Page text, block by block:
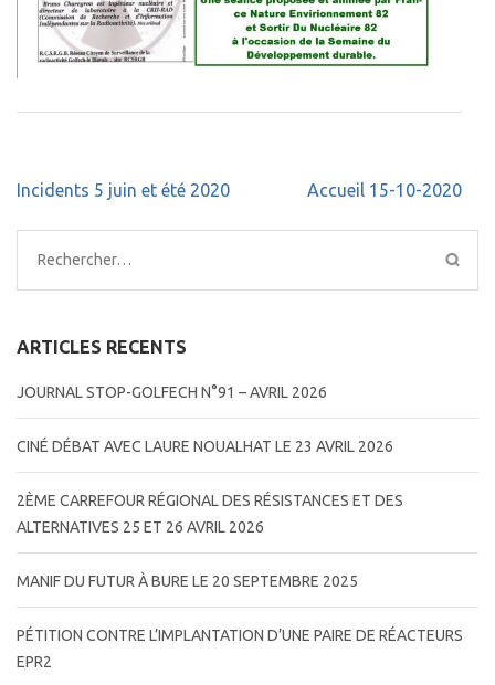
Navigation
l’article
Incidents 5 juin et été 2020 Accueil 15-10-2020
Rechercher :
ARTICLES RECENTS
JOURNAL STOP-GOLFECH N°91 – AVRIL 2026
CINÉ DÉBAT AVEC LAURE NOUALHAT LE 23 AVRIL 2026
2ÈME CARREFOUR RÉGIONAL DES RÉSISTANCES ET DES
ALTERNATIVES 25 ET 26 AVRIL 2026
MANIF DU FUTUR À BURE LE 20 SEPTEMBRE 2025
PÉTITION CONTRE L’IMPLANTATION D’UNE PAIRE DE RÉACTEURS
EPR2